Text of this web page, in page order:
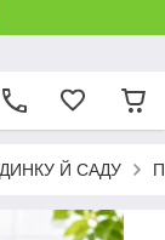
Й САДУ